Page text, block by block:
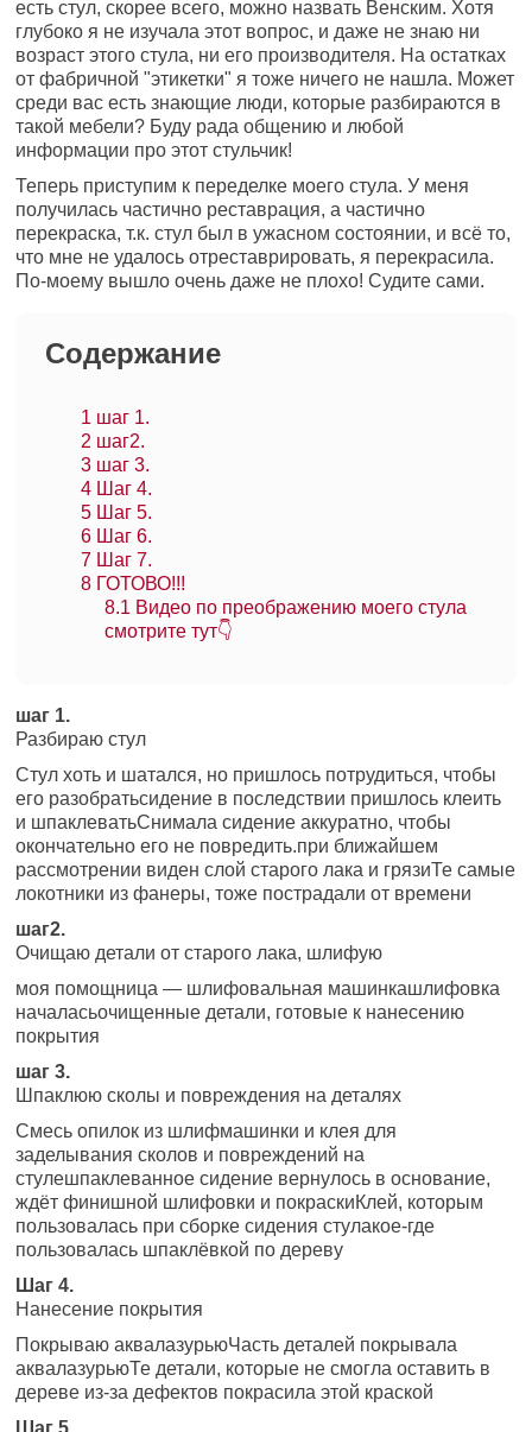
есть стул, скорее всего, можно назвать Венским. Хотя
глубоко я не изучала этот вопрос, и даже не знаю ни
возраст этого стула, ни его производителя. На остатках
от фабричной "этикетки" я тоже ничего не нашла. Может
среди вас есть знающие люди, которые разбираются в
такой мебели? Буду рада общению и любой
информации про этот стульчик!
Теперь приступим к переделке моего стула. У меня
получилась частично реставрация, а частично
перекраска, т.к. стул был в ужасном состоянии, и всё то,
что мне не удалось отреставрировать, я перекрасила.
По-моему вышло очень даже не плохо! Судите сами.
Содержание
1 шаг 1.
2 шаг2.
3 шаг 3.
4 Шаг 4.
5 Шаг 5.
6 Шаг 6.
7 Шаг 7.
8 ГОТОВО!!!
8.1 Видео по преображению моего стула
смотрите тут👇
шаг 1.
Разбираю стул
Стул хоть и шатался, но пришлось потрудиться, чтобы
его разобратьсидение в последствии пришлось клеить
и шпаклеватьСнимала сидение аккуратно, чтобы
окончательно его не повредить.при ближайшем
рассмотрении виден слой старого лака и грязиТе самые
локотники из фанеры, тоже пострадали от времени
шаг2.
Очищаю детали от старого лака, шлифую
моя помощница — шлифовальная машинкашлифовка
началасьочищенные детали, готовые к нанесению
покрытия
шаг 3.
Шпаклюю сколы и повреждения на деталях
Смесь опилок из шлифмашинки и клея для
заделывания сколов и повреждений на
стулешпаклеванное сидение вернулось в основание,
ждёт финишной шлифовки и покраскиКлей, которым
пользовалась при сборке сидения стулакое-где
пользовалась шпаклёвкой по дереву
Шаг 4.
Нанесение покрытия
Покрываю аквалазурьюЧасть деталей покрывала
аквалазурьюТе детали, которые не смогла оставить в
дереве из-за дефектов покрасила этой краской
Шаг 5.